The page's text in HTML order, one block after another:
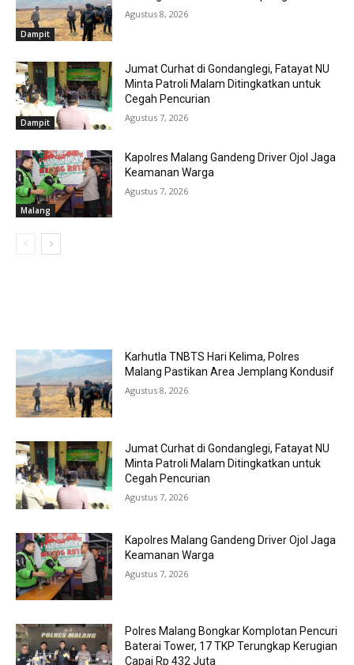
Dampit
Agustus 8, 2026
Dampit
Jumat Curhat di Gondanglegi, Fatayat NU
Minta Patroli Malam Ditingkatkan untuk
Cegah Pencurian
Agustus 7, 2026
Malang
Kapolres Malang Gandeng Driver Ojol Jaga
Keamanan Warga
Agustus 7, 2026
Karhutla TNBTS Hari Kelima, Polres
Malang Pastikan Area Jemplang Kondusif
Agustus 8, 2026
Jumat Curhat di Gondanglegi, Fatayat NU
Minta Patroli Malam Ditingkatkan untuk
Cegah Pencurian
Agustus 7, 2026
Kapolres Malang Gandeng Driver Ojol Jaga
Keamanan Warga
Agustus 7, 2026
Polres Malang Bongkar Komplotan Pencuri
Baterai Tower, 17 TKP Terungkap Kerugian
Capai Rp 432 Juta